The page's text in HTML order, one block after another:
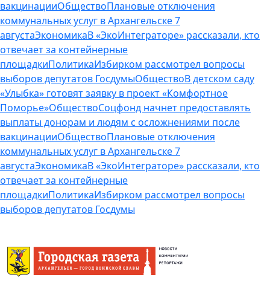
вакцинацииОбществоПлановые отключения
коммунальных услуг в Архангельске 7
августаЭкономикаВ «ЭкоИнтеграторе» рассказали, кто
отвечает за контейнерные
площадкиПолитикаИзбирком рассмотрел вопросы
выборов депутатов ГосдумыОбществоВ детском саду
«Улыбка» готовят заявку в проект «Комфортное
Поморье»ОбществоСоцфонд начнет предоставлять
выплаты донорам и людям с осложнениями после
вакцинацииОбществоПлановые отключения
коммунальных услуг в Архангельске 7
августаЭкономикаВ «ЭкоИнтеграторе» рассказали, кто
отвечает за контейнерные
площадкиПолитикаИзбирком рассмотрел вопросы
выборов депутатов Госдумы